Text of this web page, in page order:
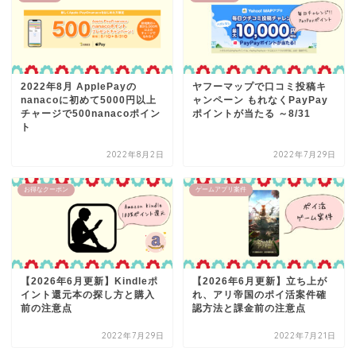
2022年8月 ApplePayの
nanacoに初めて5000円以上
チャージで500nanacoポイン
ト
2022年8月2日
ヤフーマップで口コミ投稿キ
ャンペーン もれなくPayPay
ポイントが当たる ～8/31
2022年7月29日
お得なクーポン
【2026年6月更新】Kindleポ
イント還元本の探し方と購入
前の注意点
2022年7月29日
ゲームアプリ案件
【2026年6月更新】立ち上が
れ、アリ帝国のポイ活案件確
認方法と課金前の注意点
2022年7月21日